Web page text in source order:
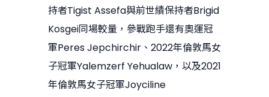
持者Tigist Assefa與前世績保持者Brigid
Kosgei同場較量，參戰跑手還有奧運冠
軍Peres Jepchirchir、2022年倫敦馬女
子冠軍Yalemzerf Yehualaw，以及2021
年倫敦馬女子冠軍Joyciline